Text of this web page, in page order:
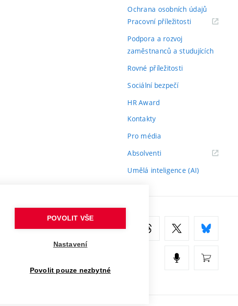
Ochrana osobních údajů
Pracovní příležitosti(externí
Podpora a rozvoj
zaměstnanců a studujících
Rovné příležitosti
Sociální bezpečí
HR Award
Kontakty
Pro média
Absolventi(externí
Umělá inteligence (AI)
POVOLIT VŠE
Nastavení
Povolit pouze nezbytné